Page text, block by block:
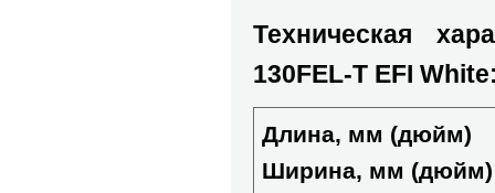
Техническая
130FEL-T EFI
Длина, мм (дюйм)
Ширина, мм (дюйм)